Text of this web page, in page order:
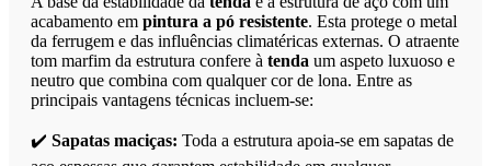
acabamento em pintura a pó resistente. Esta protege o metal
da ferrugem e das influências climatéricas externas. O atraente
tom marfim da estrutura confere à tenda um aspeto luxuoso e
neutro que combina com qualquer cor de lona. Entre as
principais vantagens técnicas incluem-se:
✔️ Sapatas maciças: Toda a estrutura apoia-se em sapatas de